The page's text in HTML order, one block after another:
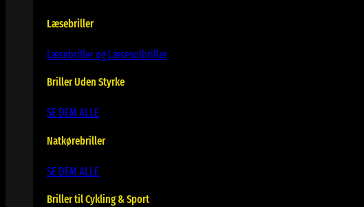
Læsebriller
Læsebriller og Læsesolbriller
Briller Uden Styrke
SE DEM ALLE
Natkørebriller
SE DEM ALLE
Briller til Cykling & Sport